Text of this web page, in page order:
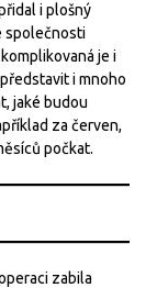
i plošný
společnosti
je i
i mnoho
jaké budou
za červen,
počkat.
zabila